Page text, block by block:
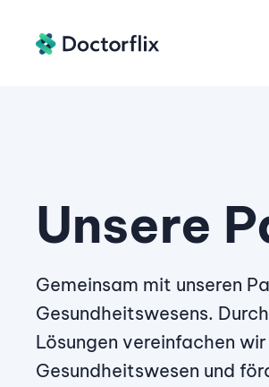
Unsere
Gemeinsam mit unseren
Gesundheitswesens.
Lösungen vereinfachen
Gesundheitswesen und